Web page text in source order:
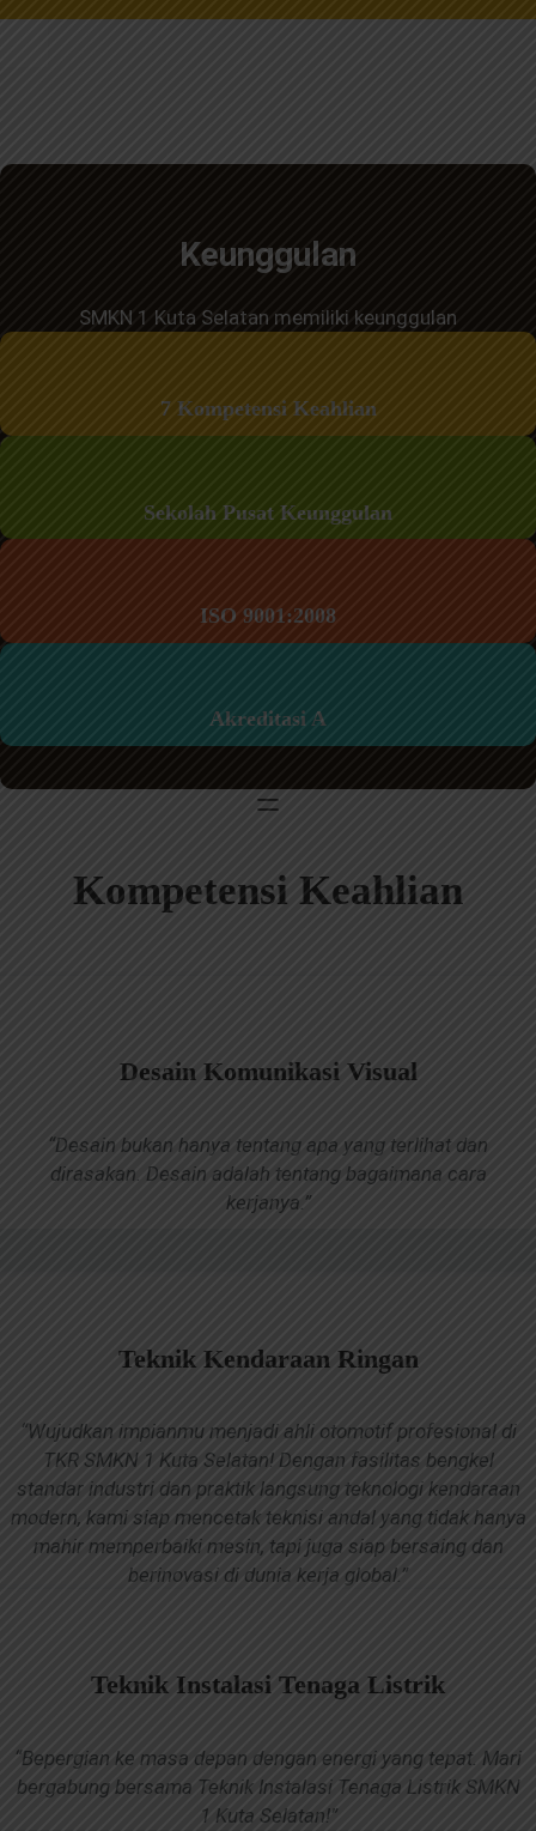
Keunggulan
SMKN 1 Kuta Selatan memiliki keunggulan
7 Kompetensi Keahlian
Sekolah Pusat Keunggulan
ISO 9001:2008
Akreditasi A
Kompetensi Keahlian
Desain Komunikasi Visual
“Desain bukan hanya tentang apa yang terlihat dan
dirasakan. Desain adalah tentang bagaimana cara
kerjanya.”
Teknik Kendaraan Ringan
“Wujudkan impianmu menjadi ahli otomotif profesional di
TKR SMKN 1 Kuta Selatan! Dengan fasilitas bengkel
standar industri dan praktik langsung teknologi kendaraan
modern, kami siap mencetak teknisi andal yang tidak hanya
mahir memperbaiki mesin, tapi juga siap bersaing dan
berinovasi di dunia kerja global.”
Teknik Instalasi Tenaga Listrik
“Bepergian ke masa depan dengan energi yang tepat. Mari
bergabung bersama Teknik Instalasi Tenaga Listrik SMKN
1 Kuta Selatan!”